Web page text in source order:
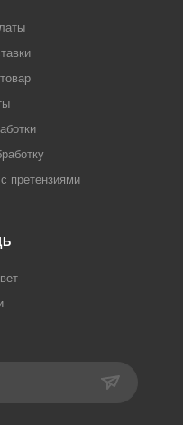
претензиями